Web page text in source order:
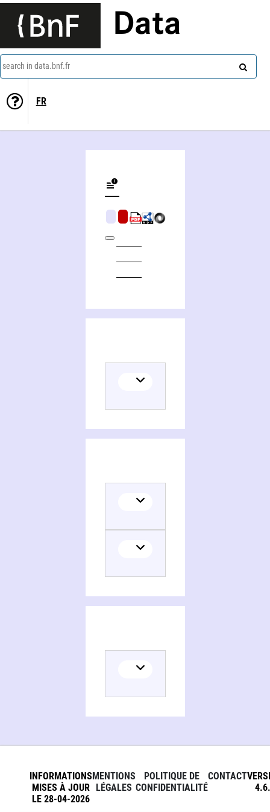
Data
search in data.bnf.fr
FR
INFORMATIONS
MISES À JOUR
LE 28-04-2026
MENTIONS
LÉGALES
POLITIQUE DE
CONFIDENTIALITÉ
CONTACT